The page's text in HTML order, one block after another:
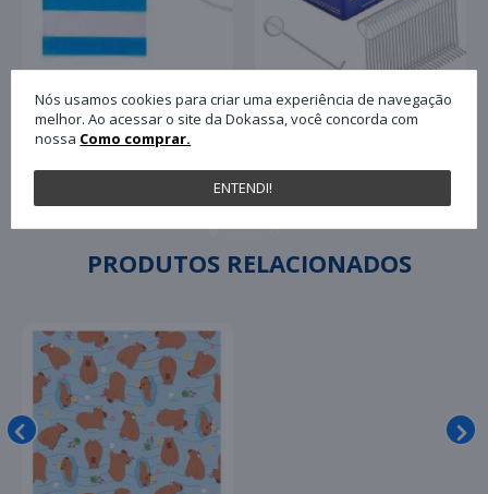
Envelope Plastico para
Nota Fiscal Plasvit
PRODUTOS RELACIONADOS
Nós usamos cookies para criar uma experiência de navegação
melhor. Ao acessar o site da Dokassa, você concorda com
nossa Como comprar.
ENTENDI!